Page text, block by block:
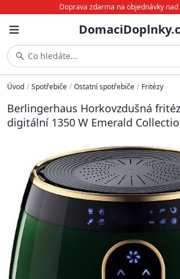
Doprava zdarma na objednávky nad
Co hledáte...
Úvod / Spotřebiče / Ostatní spotřebiče / Fritézy
Berlingerhaus Horkovzdušná
digitální 1350 W Emerald